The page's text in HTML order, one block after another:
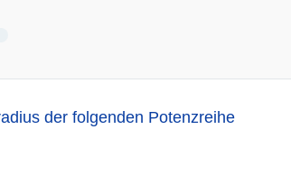
der folgenden Potenzreihe